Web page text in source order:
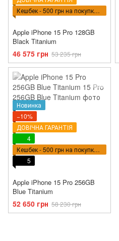
Кешбек - 500 грн на покупку ВПТ
Apple iPhone 15 Pro 128GB
Black Titanium
46 575 грн 53 235 грн
Новинка
−10%
ДОВІЧНА ГАРАНТІЯ
4
Кешбек - 500 грн на покупку ВПТ
5
Apple iPhone 15 Pro 256GB
Blue Titanium
52 650 грн 58 230 грн